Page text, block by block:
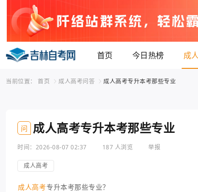
首页 今日热榜 成
当前位置： 首页 成人高考问答 成人高考专升本考那些专业
问 成人高考专升本考那些专业
时间：2026-08-07 02:37 187 人浏览 举报
成人高考
成人高考专升本考那些专业？